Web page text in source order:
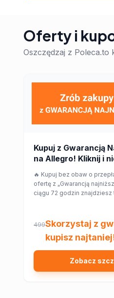
Oferty i
Oszczędzaj z
Kupuj z Gwarancją
na Allegro! Kliknij i
🔥 Kupuj bez obaw o
ofertę z „Gwarancją
ciągu 72 godzin
499Skorzystaj z
kupisz
Zobacz